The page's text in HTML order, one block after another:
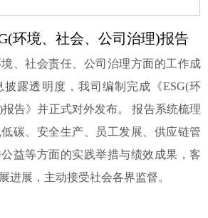
环境、社会、公司治理)报告
、社会责任、公司治理方面的工作成
露透明度，我司编制完成《ESG(环
告》并正式对外发布。 报告系统梳理
碳、安全生产、员工发展、供应链管
益等方面的实践举措与绩效成果，客
进展，主动接受社会各界监督。